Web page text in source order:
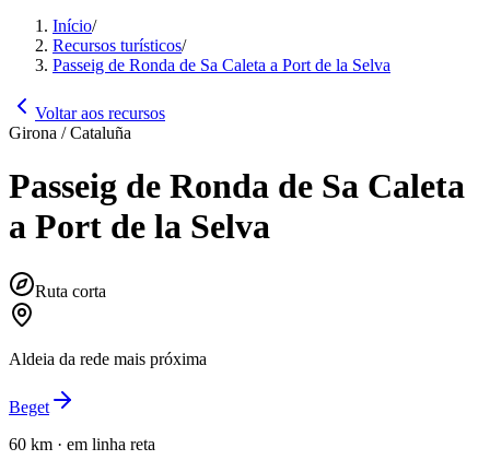
Início/
Recursos turísticos/
Passeig de Ronda de Sa Caleta a Port de la Selva
Voltar aos recursos
Girona / Cataluña
Passeig de Ronda de Sa Caleta
a Port de la Selva
Ruta corta
Aldeia da rede mais próxima
Beget
60 km · em linha reta